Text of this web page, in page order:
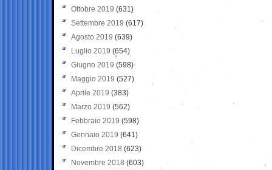
Ottobre 2019 (631)
Settembre 2019 (617)
Agosto 2019 (639)
Luglio 2019 (654)
Giugno 2019 (598)
Maggio 2019 (527)
Aprile 2019 (383)
Marzo 2019 (562)
Febbraio 2019 (598)
Gennaio 2019 (641)
Dicembre 2018 (623)
Novembre 2018 (603)